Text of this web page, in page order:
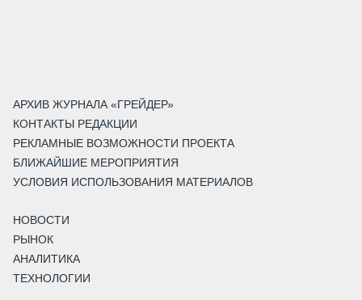
АРХИВ ЖУРНАЛА «ГРЕЙДЕР»
КОНТАКТЫ РЕДАКЦИИ
РЕКЛАМНЫЕ ВОЗМОЖНОСТИ ПРОЕКТА
БЛИЖАЙШИЕ МЕРОПРИЯТИЯ
УСЛОВИЯ ИСПОЛЬЗОВАНИЯ МАТЕРИАЛОВ
НОВОСТИ
РЫНОК
АНАЛИТИКА
ТЕХНОЛОГИИ